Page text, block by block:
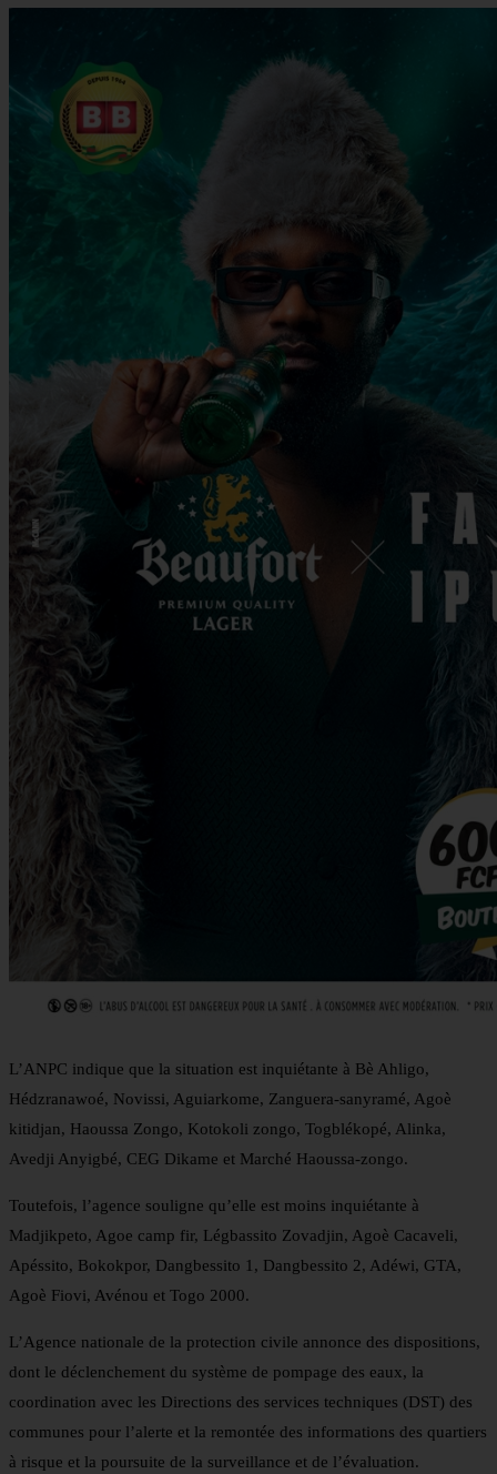
L’ANPC indique que la situation est inquiétante à Bè Ahligo,
Hédzranawoé, Novissi, Aguiarkome, Zanguera-sanyramé, Agoè
kitidjan, Haoussa Zongo, Kotokoli zongo, Togblékopé, Alinka,
Avedji Anyigbé, CEG Dikame et Marché Haoussa-zongo.
Toutefois, l’agence souligne qu’elle est moins inquiétante à
Madjikpeto, Agoe camp fir, Légbassito Zovadjin, Agoè Cacaveli,
Apéssito, Bokokpor, Dangbessito 1, Dangbessito 2, Adéwi, GTA,
Agoè Fiovi, Avénou et Togo 2000.
L’Agence nationale de la protection civile annonce des dispositions,
dont le déclenchement du système de pompage des eaux, la
coordination avec les Directions des services techniques (DST) des
communes pour l’alerte et la remontée des informations des quartiers
à risque et la poursuite de la surveillance et de l’évaluation.